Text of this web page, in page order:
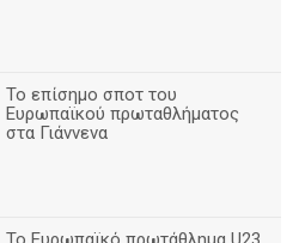
Το επίσημο σποτ του
Ευρωπαϊκού πρωταθλήματος
στα Γιάννενα